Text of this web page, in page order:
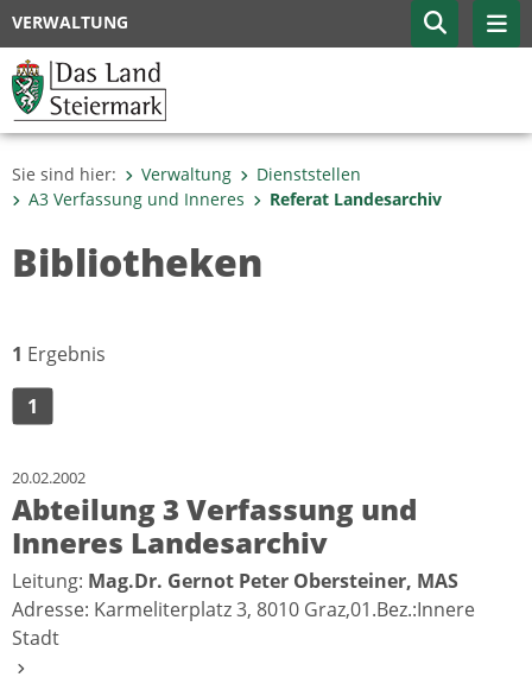
VERWALTUNG
Sie sind hier: Verwaltung
Dienststellen
A3 Verfassung und Inneres
Referat Landesarchiv
Bibliotheken
1 Ergebnis
1
20.02.2002
Abteilung 3 Verfassung und
Inneres Landesarchiv
Leitung: Mag.Dr. Gernot Peter Obersteiner, MAS
Adresse: Karmeliterplatz 3, 8010 Graz,01.Bez.:Innere
Stadt